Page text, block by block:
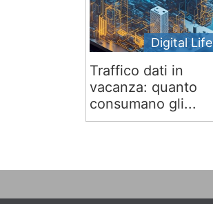
Digital Life
Traffico dati in
vacanza: quanto
consumano gli...